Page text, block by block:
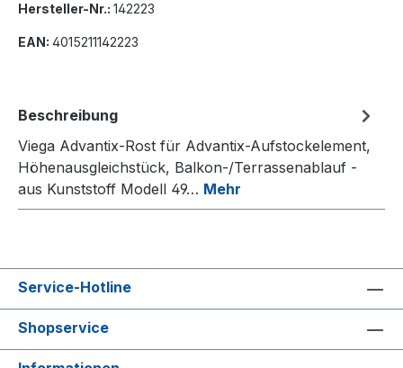
Hersteller-Nr.: 142223
EAN: 4015211142223
Beschreibung
Viega Advantix-Rost für Advantix-Aufstockelement,
Höhenausgleichstück, Balkon-/Terrassenablauf -
aus Kunststoff Modell 49… Mehr
Service-Hotline
Shopservice